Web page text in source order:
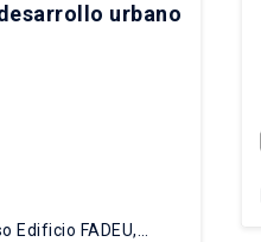
urbano
Edificio FADEU,